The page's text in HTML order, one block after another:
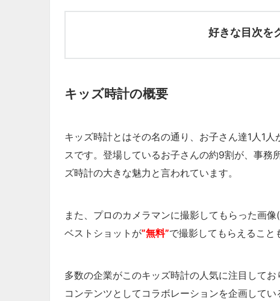
好きな目次を
キッズ時計の概要
キッズ時計とはその名の通り、お子さん達1人1
スです。登場しているお子さんの約9割が、事務
ズ時計の大きな魅力と言われています。
また、プロのカメラマンに撮影してもらった画
ベストショットが”無料”で撮影してもらえること
多数の企業がこのキッズ時計の人気に注目して
コンテンツとしてコラボレーションを企画して